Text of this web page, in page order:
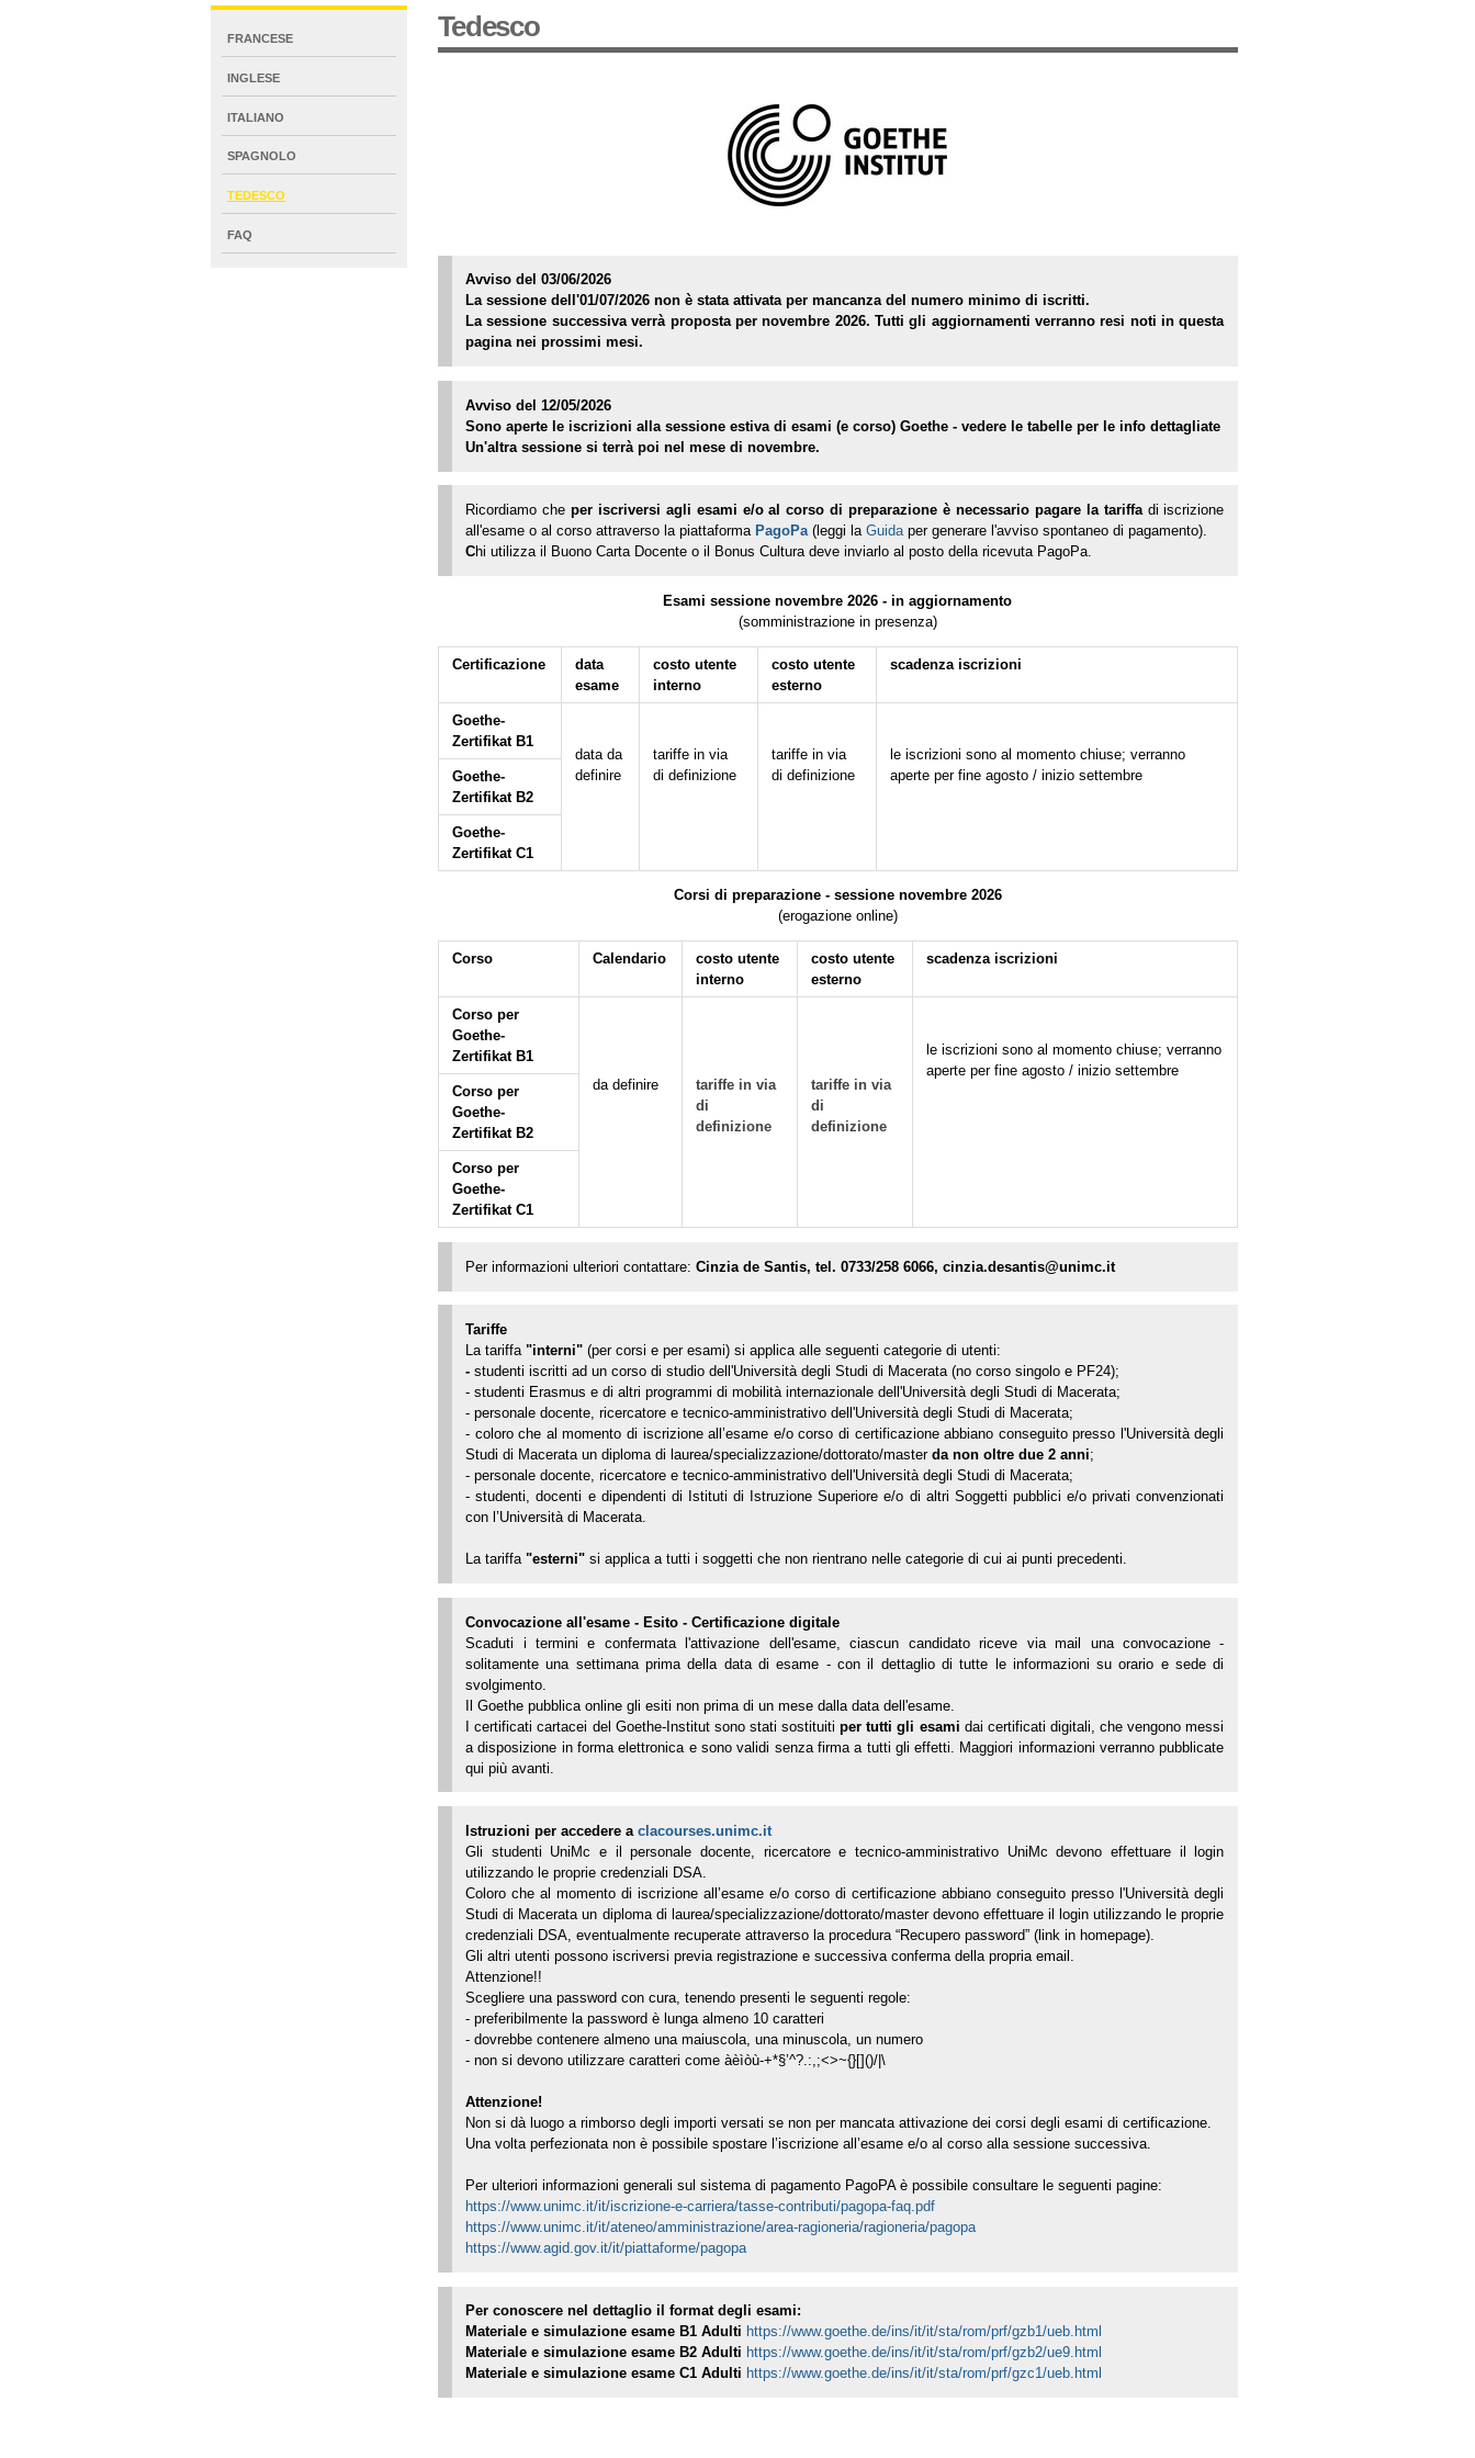
Tedesco
Avviso del 03/06/2026
La sessione dell'01/07/2026 non è stata attivata per mancanza del numero minimo di iscritti.
La sessione successiva verrà proposta per novembre 2026. Tutti gli aggiornamenti verranno resi noti in questa
pagina nei prossimi mesi.
Avviso del 12/05/2026
Sono aperte le iscrizioni alla sessione estiva di esami (e corso) Goethe - vedere le tabelle per le info dettagliate
Un'altra sessione si terrà poi nel mese di novembre.
Ricordiamo che per iscriversi agli esami e/o al corso di preparazione è necessario pagare la tariffadi iscrizione
all'esame o al corso attraverso la piattaforma PagoPa(leggi laGuidaper generare l'avviso spontaneo di pagamento).
Chi utilizza il Buono Carta Docente o il Bonus Cultura deve inviarlo al posto della ricevuta PagoPa.
Esami sessione novembre 2026 - in aggiornamento
(somministrazione in presenza)
Certificazione
data
esame
costo utente
interno
costo utente
esterno
scadenza iscrizioni
Goethe-
Zertifikat B1
data da
definire
tariffe in via
di definizione
tariffe in via
di definizione
le iscrizioni sono al momento chiuse; verranno
aperte per fine agosto / inizio settembre
Goethe-
Zertifikat B2
Goethe-
Zertifikat C1
Corsi di preparazione - sessione novembre 2026
(erogazione online)
Corso Calendario
costo utente
interno
costo utente
esterno
scadenza iscrizioni
Corso per
Goethe-
Zertifikat B1
da definire
tariffe in via
di
definizione
tariffe in via
di
definizione
le iscrizioni sono al momento chiuse; verranno
aperte per fine agosto / inizio settembre
Corso per
Goethe-
Zertifikat B2
Corso per
Goethe-
Zertifikat C1
Per informazioni ulteriori contattare:Cinzia de Santis, tel. 0733/258 6066, cinzia.desantis@unimc.it
Tariffe
La tariffa"interni" (per corsi e per esami) si applica alle seguenti categorie di utenti:
-studenti iscritti ad un corso di studio dell'Università degli Studi di Macerata (no corso singolo e PF24);
- studenti Erasmus e di altri programmi di mobilità internazionale dell'Università degli Studi di Macerata;
- personale docente, ricercatore e tecnico-amministrativo dell'Università degli Studi di Macerata;
- coloro che al momento di iscrizione all’esame e/o corso di certificazione abbiano conseguito presso l'Università degli
Studi di Macerata un diploma di laurea/specializzazione/dottorato/masterda non oltre due 2 anni;
- personale docente, ricercatore e tecnico-amministrativo dell'Università degli Studi di Macerata;
- studenti, docenti e dipendenti di Istituti di Istruzione Superiore e/o di altri Soggetti pubblici e/o privati convenzionati
con l’Università di Macerata.
La tariffa"esterni" si applica a tutti i soggetti che non rientrano nelle categorie di cui ai punti precedenti.
Convocazione all'esame - Esito - Certificazione digitale
Scaduti i termini e confermata l'attivazione dell'esame, ciascun candidato riceve via mail una convocazione -
solitamente una settimana prima della data di esame - con il dettaglio di tutte le informazioni su orario e sede di
svolgimento.
Il Goethe pubblica online gli esiti non prima di un mese dalla data dell'esame.
I certificati cartacei del Goethe-Institut sono stati sostituitiper tutti gli esami dai certificati digitali, che vengono messi
a disposizione in forma elettronica e sono validi senza firma a tutti gli effetti. Maggiori informazioni verranno pubblicate
qui più avanti.
Istruzioni per accedere aclacourses.unimc.it
Gli studenti UniMc e il personale docente, ricercatore e tecnico-amministrativo UniMc devono effettuare il login
utilizzando le proprie credenziali DSA.
Coloro che al momento di iscrizione all’esame e/o corso di certificazione abbiano conseguito presso l'Università degli
Studi di Macerata un diploma di laurea/specializzazione/dottorato/master devono effettuare il login utilizzando le proprie
credenziali DSA, eventualmente recuperate attraverso la procedura “Recupero password” (link in homepage).
Gli altri utenti possono iscriversi previa registrazione e successiva conferma della propria email.
Attenzione!!
Scegliere una password con cura, tenendo presenti le seguenti regole:
- preferibilmente la password è lunga almeno 10 caratteri
- dovrebbe contenere almeno una maiuscola, una minuscola, un numero
- non si devono utilizzare caratteri come àèìòù-+*§’^?.:,;<>~{}[]()/|\
Attenzione!
Non si dà luogo a rimborso degli importi versati se non per mancata attivazione dei corsi degli esami di certificazione.
Una volta perfezionata non è possibile spostare l’iscrizione all’esame e/o al corso alla sessione successiva.
Per ulteriori informazioni generali sul sistema di pagamento PagoPA è possibile consultare le seguenti pagine:
https://www.unimc.it/it/iscrizione-e-carriera/tasse-contributi/pagopa-faq.pdf
https://www.unimc.it/it/ateneo/amministrazione/area-ragioneria/ragioneria/pagopa
https://www.agid.gov.it/it/piattaforme/pagopa
Per conoscere nel dettaglio il format degli esami:
Materiale e simulazione esame B1 Adulti https://www.goethe.de/ins/it/it/sta/rom/prf/gzb1/ueb.html
Materiale e simulazione esame B2 Adulti https://www.goethe.de/ins/it/it/sta/rom/prf/gzb2/ue9.html
Materiale e simulazione esame C1 Adulti https://www.goethe.de/ins/it/it/sta/rom/prf/gzc1/ueb.html
EXTENDED
FRANCESE
INGLESE
ITALIANO
SPAGNOLO
TEDESCO
FAQ